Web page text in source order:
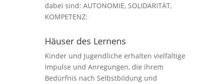
dabei sind: AUTONOMIE, SOLIDARITÄT,
KOMPETENZ:
Häuser des Lernens
Kinder und Jugendliche erhalten vielfältige
Impulse und Anregungen, die ihrem
Bedürfnis nach Selbstbildung und